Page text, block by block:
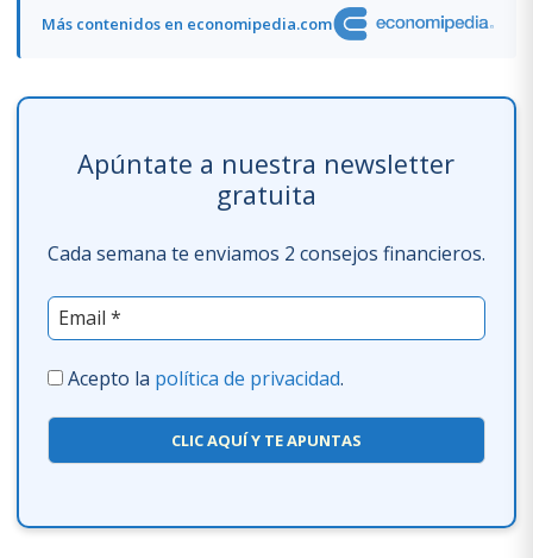
Más contenidos en economipedia.com
Apúntate a nuestra newsletter
gratuita
Cada semana te enviamos 2 consejos financieros.
Acepto la política de privacidad.
CLIC AQUÍ Y TE APUNTAS